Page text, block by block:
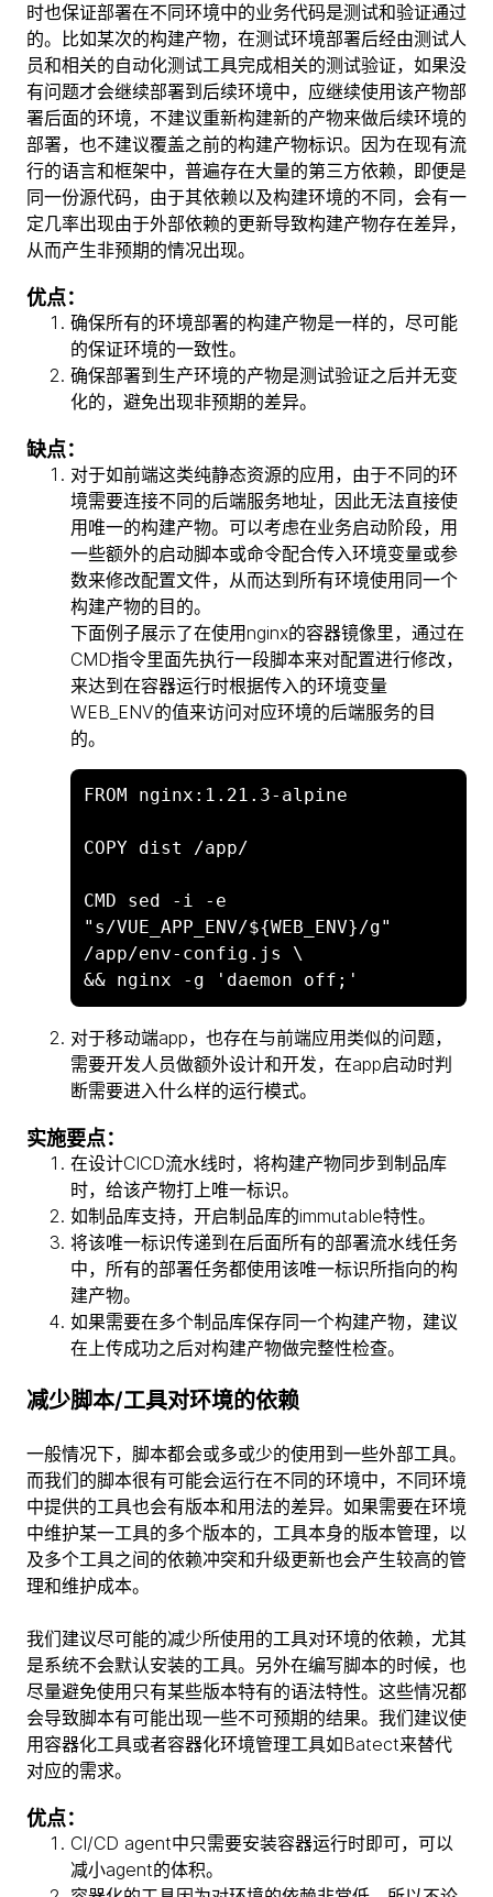
时也保证部署在不同环境中的业务代码是测试和验证通过
的。比如某次的构建产物，在测试环境部署后经由测试人
员和相关的自动化测试工具完成相关的测试验证，如果没
有问题才会继续部署到后续环境中，应继续使用该产物部
署后面的环境，不建议重新构建新的产物来做后续环境的
部署，也不建议覆盖之前的构建产物标识。因为在现有流
行的语言和框架中，普遍存在大量的第三方依赖，即便是
同一份源代码，由于其依赖以及构建环境的不同，会有一
定几率出现由于外部依赖的更新导致构建产物存在差异，
从而产生非预期的情况出现。
优点：
确保所有的环境部署的构建产物是一样的，尽可能
的保证环境的一致性。
确保部署到生产环境的产物是测试验证之后并无变
化的，避免出现非预期的差异。
缺点：
对于如前端这类纯静态资源的应用，由于不同的环
境需要连接不同的后端服务地址，因此无法直接使
用唯一的构建产物。可以考虑在业务启动阶段，用
一些额外的启动脚本或命令配合传入环境变量或参
数来修改配置文件，从而达到所有环境使用同一个
构建产物的目的。
下面例子展示了在使用nginx的容器镜像里，通过在
CMD指令里面先执行一段脚本来对配置进行修改，
来达到在容器运行时根据传入的环境变量
WEB_ENV的值来访问对应环境的后端服务的目
的。
FROM nginx:1.21.3-alpine
COPY dist /app/
CMD sed -i -e
"s/VUE_APP_ENV/${WEB_ENV}/g"
/app/env-config.js \
对于移动端app，也存在与前端应用类似的问题，
需要开发人员做额外设计和开发，在app启动时判
断需要进入什么样的运行模式。
实施要点：
在设计CICD流水线时，将构建产物同步到制品库
时，给该产物打上唯一标识。
如制品库支持，开启制品库的immutable特性。
将该唯一标识传递到在后面所有的部署流水线任务
中，所有的部署任务都使用该唯一标识所指向的构
建产物。
如果需要在多个制品库保存同一个构建产物，建议
在上传成功之后对构建产物做完整性检查。
减少脚本/工具对环境的依赖
一般情况下，脚本都会或多或少的使用到一些外部工具。
而我们的脚本很有可能会运行在不同的环境中，不同环境
中提供的工具也会有版本和用法的差异。如果需要在环境
中维护某一工具的多个版本的，工具本身的版本管理，以
及多个工具之间的依赖冲突和升级更新也会产生较高的管
理和维护成本。
我们建议尽可能的减少所使用的工具对环境的依赖，尤其
是系统不会默认安装的工具。另外在编写脚本的时候，也
尽量避免使用只有某些版本特有的语法特性。这些情况都
会导致脚本有可能出现一些不可预期的结果。我们建议使
用容器化工具或者容器化环境管理工具如Batect来替代
对应的需求。
优点：
CI/CD agent中只需要安装容器运行时即可，可以
减小agent的体积。